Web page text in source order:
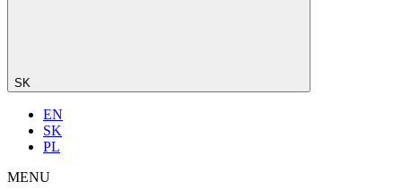
SK
EN
SK
PL
MENU